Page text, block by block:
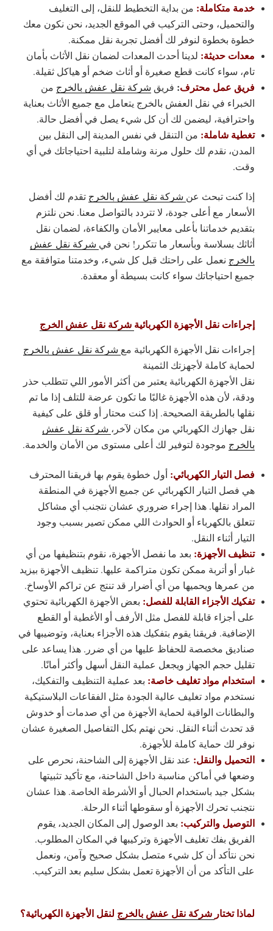
خدمة متكاملة: من بداية التخطيط للنقل، إلى التغليف
والتحميل، وحتى التركيب في الموقع الجديد، نحن نكون معك
خطوة بخطوة لنوفر لك أفضل تجربة نقل ممكنة.
معدات حديثة: لدينا أحدث المعدات لضمان نقل الأثاث بأمان
تام، سواء كانت قطع صغيرة أو أثاث ضخم أو هياكل ثقيلة.
فريق عمل محترف: فريق شركة نقل عفش بالخرج من
الخبراء في نقل العفش بالخرج يتعامل مع جميع الأثاث بعناية
واحترافية، ليضمن لك أن كل شيء يصل في أفضل حالة.
تغطية شاملة: من التنقل في نفس المدينة إلى النقل بين
المدن، نقدم لك حلول مرنة وشاملة لتلبية احتياجاتك في أي
وقت.
إذا كنت تبحث عن شركة نقل عفش بالخرج تقدم لك أفضل
الأسعار مع أعلى جودة، لا تتردد بالتواصل معنا. نحن نلتزم
بتقديم خدماتنا بأعلى معايير الأمان والكفاءة، لضمان نقل
أثاثك بسلاسة وبأسعار ما تتكرر! نحن في شركة نقل عفش
بالخرج نعمل على راحتك قبل كل شيء، وخدمتنا متوافقة مع
جميع احتياجاتك سواء كانت بسيطة أو معقدة.
إجراءات نقل الأجهزة الكهربائية شركة نقل عفش الخرج
إجراءات نقل الأجهزة الكهربائية مع شركة نقل عفش بالخرج
لحماية كاملة لأجهزتك الثمينة
نقل الأجهزة الكهربائية يعتبر من أكثر الأمور اللي تتطلب حذر
ودقة، لأن هذه الأجهزة غالبًا ما تكون عرضة للتلف إذا ما تم
نقلها بالطريقة الصحيحة. إذا كنت محتار أو قلق على كيفية
نقل جهازك الكهربائي من مكان لآخر، شركة نقل عفش
بالخرج موجودة لتوفير لك أعلى مستوى من الأمان والخدمة.
فصل التيار الكهربائي: أول خطوة يقوم بها فريقنا المحترف
هي فصل التيار الكهربائي عن جميع الأجهزة في المنطقة
المراد نقلها. هذا إجراء ضروري عشان نتجنب أي مشاكل
تتعلق بالكهرباء أو الحوادث اللي ممكن تصير بسبب وجود
التيار أثناء النقل.
تنظيف الأجهزة: بعد ما نفصل الأجهزة، نقوم بتنظيفها من أي
غبار أو أتربة ممكن تكون متراكمة عليها. تنظيف الأجهزة بيزيد
من عمرها ويحميها من أي أضرار قد تنتج عن تراكم الأوساخ.
تفكيك الأجزاء القابلة للفصل: بعض الأجهزة الكهربائية تحتوي
على أجزاء قابلة للفصل مثل الأرفف أو الأغطية أو القطع
الإضافية. فريقنا يقوم بتفكيك هذه الأجزاء بعناية، وتوضيبها في
صناديق مخصصة للحفاظ عليها من أي ضرر. هذا يساعد على
تقليل حجم الجهاز ويجعل عملية النقل أسهل وأكثر أمانًا.
استخدام مواد تغليف خاصة: بعد عملية التنظيف والتفكيك،
نستخدم مواد تغليف عالية الجودة مثل الفقاعات البلاستيكية
والبطانات الواقية لحماية الأجهزة من أي صدمات أو خدوش
قد تحدث أثناء النقل. نحن نهتم بكل التفاصيل الصغيرة عشان
نوفر لك حماية كاملة للأجهزة.
التحميل والنقل: عند نقل الأجهزة إلى الشاحنة، نحرص على
وضعها في أماكن مناسبة داخل الشاحنة، مع تأكيد تثبيتها
بشكل جيد باستخدام الحبال أو الأشرطة الخاصة. هذا عشان
نتجنب تحرك الأجهزة أو سقوطها أثناء الرحلة.
التوصيل والتركيب: بعد الوصول إلى المكان الجديد، يقوم
الفريق بفك تغليف الأجهزة وتركيبها في المكان المطلوب.
نحن نتأكد أن كل شيء متصل بشكل صحيح وآمن، ونعمل
على التأكد من أن الأجهزة تعمل بشكل سليم بعد التركيب.
لماذا تختار شركة نقل عفش بالخرج لنقل الأجهزة الكهربائية؟